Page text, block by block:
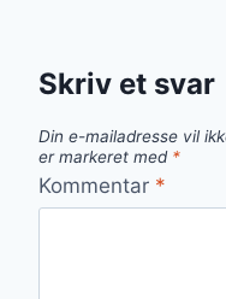
Skriv et svar
Din e-mailadresse vil
er markeret med *
Kommentar *